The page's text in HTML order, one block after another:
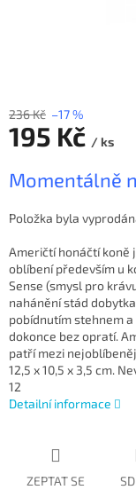
236 Kč –17 %
195 Kč / ks
cena:
Momentálně
Položka byla
Američtí honáčtí koně
oblíbení především u
Sense (smysl pro
nahánění stád
pobídnutím stehnem
dokonce bez opratí.
patří mezi
12,5 x 10,5 x 3,5 cm.
12
Detailní informace
ZEPTAT SE